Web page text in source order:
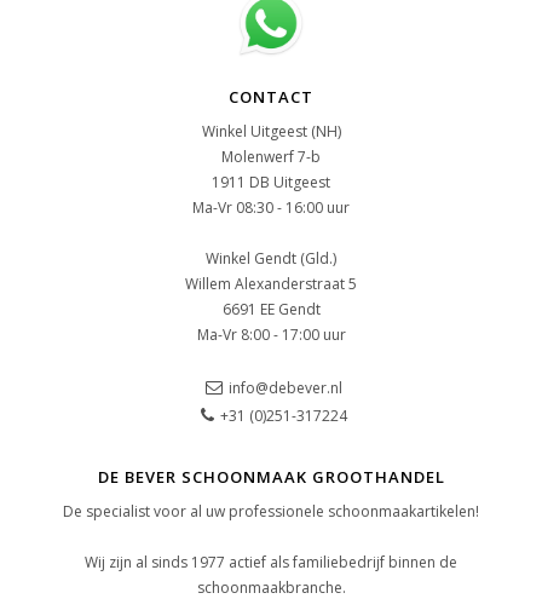
CONTACT
Winkel Uitgeest (NH)
Molenwerf 7-b
1911 DB Uitgeest
Ma-Vr 08:30 - 16:00 uur
Winkel Gendt (Gld.)
Willem Alexanderstraat 5
6691 EE Gendt
Ma-Vr 8:00 - 17:00 uur
info@debever.nl
+31 (0)251-317224
DE BEVER SCHOONMAAK GROOTHANDEL
De specialist voor al uw professionele schoonmaakartikelen!
Wij zijn al sinds 1977 actief als familiebedrijf binnen de
schoonmaakbranche.